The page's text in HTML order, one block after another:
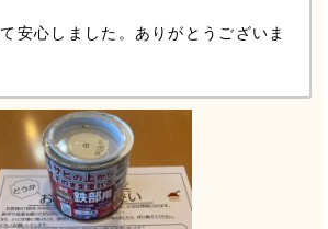
安心しました。ありがとうございま